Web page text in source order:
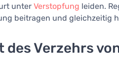
unter Verstopfung leiden.
beitragen und gleichzeitig
des Verzehrs